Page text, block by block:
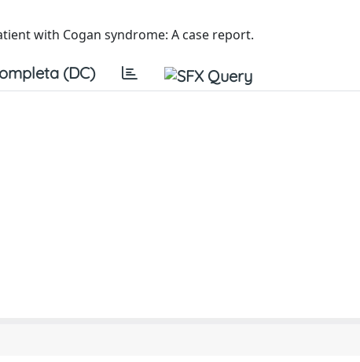
with Cogan syndrome: A case report.
(DC)